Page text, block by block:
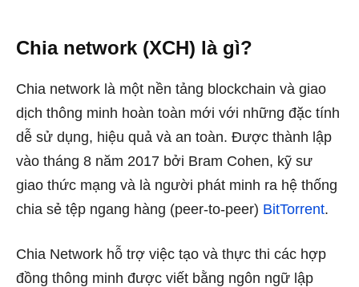
Chia network (XCH) là gì?
Chia network là một nền tảng blockchain và giao
dịch thông minh hoàn toàn mới với những đặc tính
dễ sử dụng, hiệu quả và an toàn. Được thành lập
vào tháng 8 năm 2017 bởi Bram Cohen, kỹ sư
giao thức mạng và là người phát minh ra hệ thống
chia sẻ tệp ngang hàng (peer-to-peer) BitTorrent.
Chia Network hỗ trợ việc tạo và thực thi các hợp
đồng thông minh được viết bằng ngôn ngữ lập